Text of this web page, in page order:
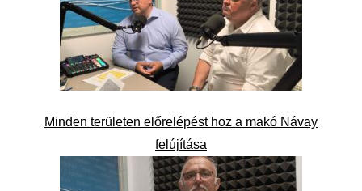
Minden területen előrelépést hoz a makó Návay
felújítása